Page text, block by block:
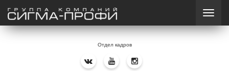
Отдел кадров